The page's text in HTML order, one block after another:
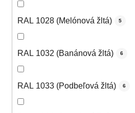
RAL 1028 (Melónová žltá) 5
RAL 1032 (Banánová žltá) 6
RAL 1033 (Podbeľová žltá) 6